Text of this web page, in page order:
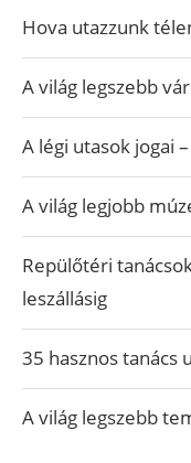
Hova utazzunk
A világ legszebb
A légi utasok jogai
A világ legjobb
Repülőtéri
leszállásig
35 hasznos tanács
A világ legszebb